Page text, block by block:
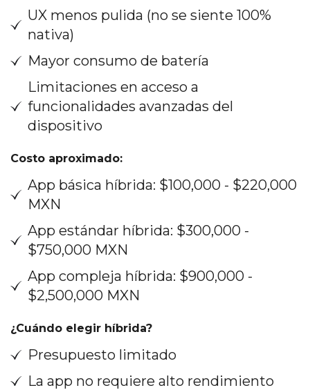
UX menos pulida (no se siente 100%
nativa)
Mayor consumo de batería
Limitaciones en acceso a
funcionalidades avanzadas del
dispositivo
Costo aproximado:
App básica híbrida: $100,000 - $220,000
MXN
App estándar híbrida: $300,000 -
$750,000 MXN
App compleja híbrida: $900,000 -
$2,500,000 MXN
¿Cuándo elegir híbrida?
Presupuesto limitado
La app no requiere alto rendimiento